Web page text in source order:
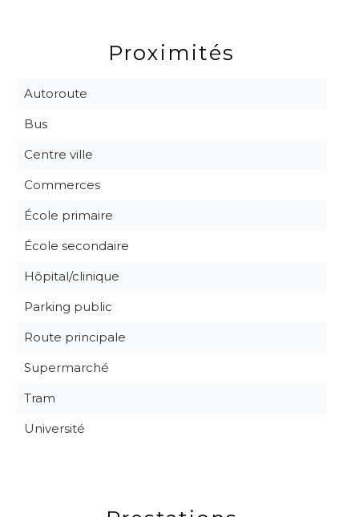
Proximités
Autoroute
Bus
Centre ville
Commerces
École primaire
École secondaire
Hôpital/clinique
Parking public
Route principale
Supermarché
Tram
Université